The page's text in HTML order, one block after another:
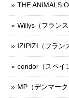
THE ANIMALS
Willys（フランス
IZIPIZI（フラン
condor（スペイ
MP（デンマーク